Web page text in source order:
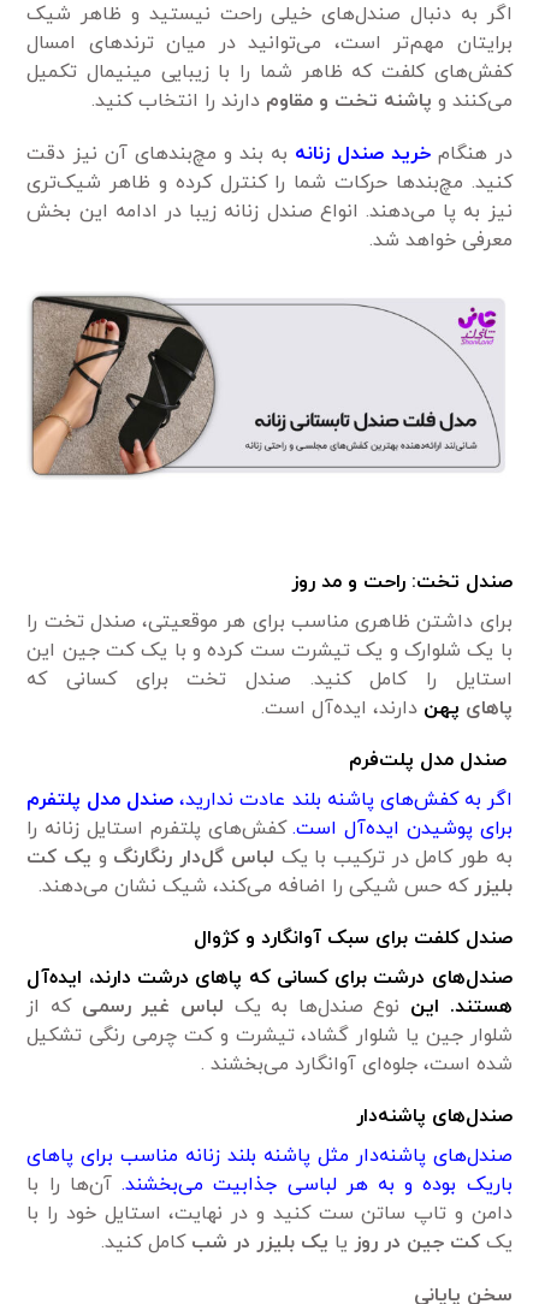
اگر به دنبال صندل‌های خیلی راحت نیستید و ظاهر شیک
برایتان مهم‌تر است، می‌توانید در میان ترندهای امسال
کفش‌های کلفت که ظاهر شما را با زیبایی مینیمال تکمیل
می‌کنند و پاشنه تخت و مقاوم دارند را انتخاب کنید.
در هنگام خرید صندل زنانه به بند و مچ‌بندهای آن نیز دقت
کنید. مچ‌بندها حرکات شما را کنترل کرده و ظاهر شیک‌تری
نیز به پا می‌دهند. انواع صندل زنانه زیبا در ادامه این بخش
معرفی خواهد شد.
صندل تخت: راحت و مد روز
برای داشتن ظاهری مناسب برای هر موقعیتی، صندل تخت را
با یک شلوارک و یک تیشرت ست کرده و با یک کت جین این
استایل را کامل کنید. صندل تخت برای کسانی که
پاهای پهن دارند، ایده‌آل است.
صندل مدل پلت‌فرم
اگر به کفش‌های پاشنه بلند عادت ندارید، صندل مدل پلتفرم
برای پوشیدن ایده‌آل است.کفش‌های پلتفرم استایل زنانه را
به طور کامل در ترکیب با یک لباس گل‌دار رنگارنگ و یک کت
بلیزر که حس شیکی را اضافه می‌کند، شیک نشان می‌دهند.
صندل کلفت برای سبک آوانگارد و کژوال
صندل‌های درشت برای کسانی که پاهای درشت دارند، ایده‌آل
هستند. این نوع صندل‌ها به یک لباس غیر رسمی که از
شلوار جین یا شلوار گشاد، تیشرت و کت چرمی رنگی تشکیل
شده است، جلوه‌ای آوانگارد می‌بخشند .
صندل‌های پاشنه‌دار
صندل‌های پاشنه‌دار مثل پاشنه بلند زنانه مناسب برای پاهای
باریک بوده و به هر لباسی جذابیت می‌بخشند.آن‌ها را با
دامن و تاپ ساتن ست کنید و در نهایت، استایل خود را با
یککت جین در روز یا یک بلیزر در شب کامل کنید.
سخن پایانی